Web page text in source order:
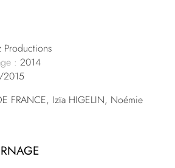
Productions
: 2014
FRANCE, Izïa HIGELIN, Noémie